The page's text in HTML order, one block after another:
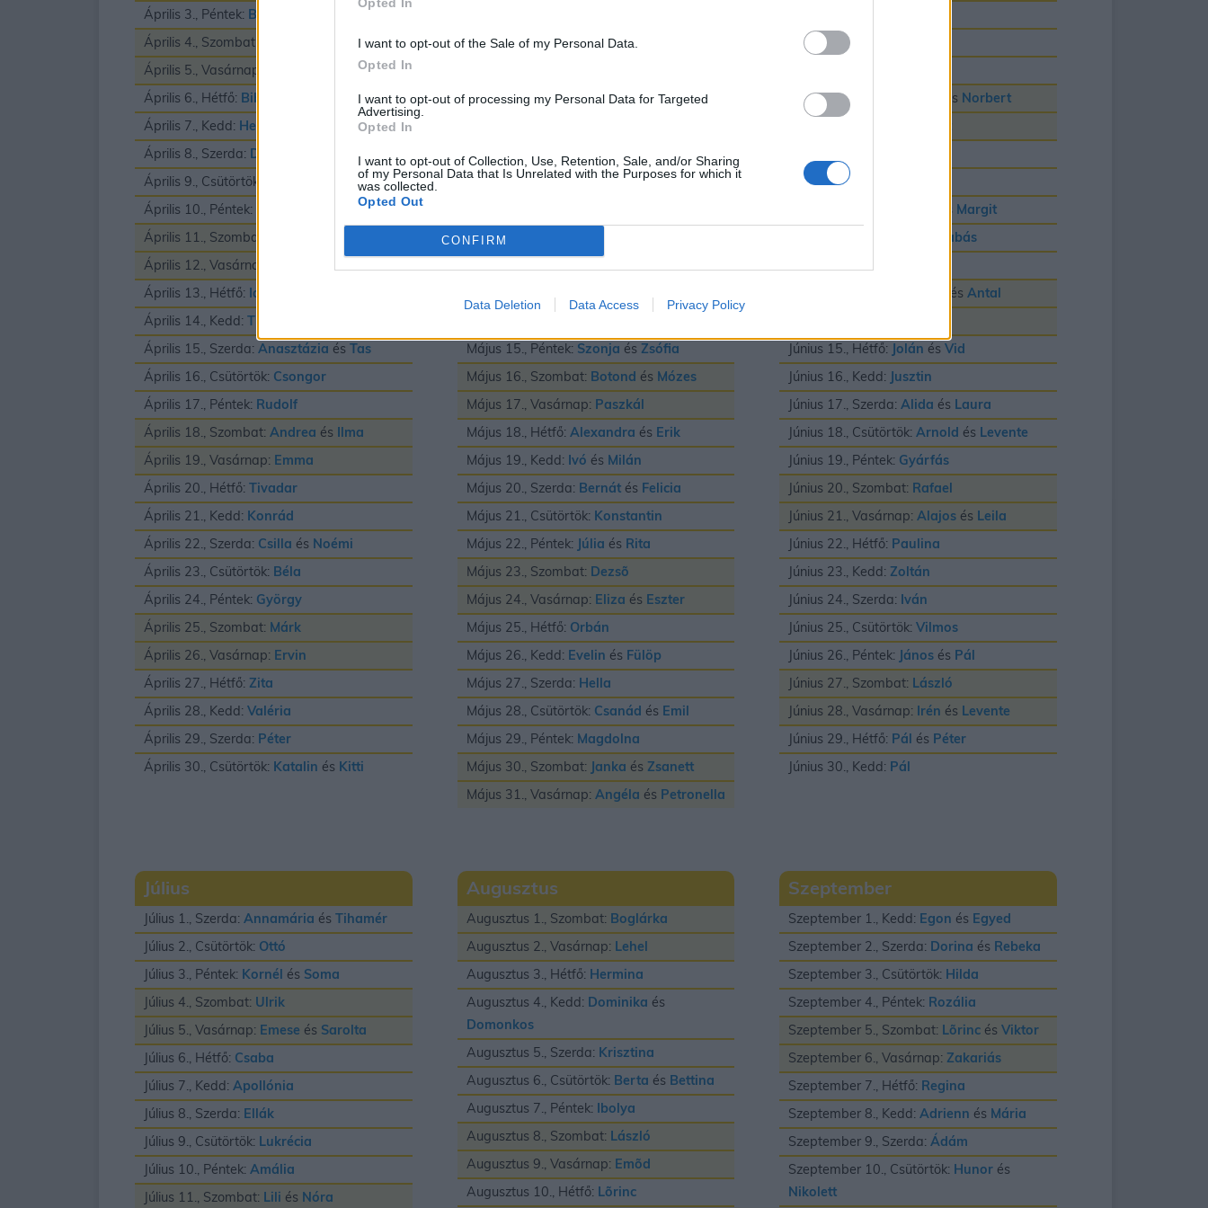
I want to opt-out of the Sale of my Personal Data.
Opted In
I want to opt-out of processing my Personal Data for Targeted
Advertising.
Opted In
I want to opt-out of Collection, Use, Retention, Sale, and/or Sharing
of my Personal Data that Is Unrelated with the Purposes for which it
was collected.
Opted Out
CONFIRM
Data Deletion Data Access Privacy Policy
Április 3., Péntek: Buda
Április 4., Szombat:
Április 5., Vasárnap:
Április 6., Hétfő: Biborka
Április 7., Kedd: Herman
Április 8., Szerda: Dénes
Április 9., Csütörtök:
Április 10., Péntek:
Április 11., Szombat:
Április 12., Vasárnap:
Április 13., Hétfő: Ida
Április 14., Kedd: Tibor
Április 15., Szerda: Anasztázia és Tas
Április 16., Csütörtök: Csongor
Április 17., Péntek: Rudolf
Április 18., Szombat: Andrea és Ilma
Április 19., Vasárnap: Emma
Április 20., Hétfő: Tivadar
Április 21., Kedd: Konrád
Április 22., Szerda: Csilla és Noémi
Április 23., Csütörtök: Béla
Április 24., Péntek: György
Április 25., Szombat: Márk
Április 26., Vasárnap: Ervin
Április 27., Hétfő: Zita
Április 28., Kedd: Valéria
Április 29., Szerda: Péter
Április 30., Csütörtök: Katalin és Kitti
Május 4., Hétfő:Flórián ésMónika
Május 6., Szerda:FridaésIvett
Május 8., Péntek:Mihály
Május 9., Szombat:Gergely
Május 11., Hétfő:
Május 15., Péntek: Szonja és Zsófia
Május 16., Szombat: Botond és Mózes
Május 17., Vasárnap: Paszkál
Május 18., Hétfő: Alexandra és Erik
Május 19., Kedd: Ivó és Milán
Május 20., Szerda: Bernátés Felicia
Május 21., Csütörtök: Konstantin
Május 22., Péntek: Júlia és Rita
Május 23., Szombat: Dezsõ
Május 24., Vasárnap: Eliza és Eszter
Május 25., Hétfő: Orbán
Május 26., Kedd: Evelin és Fülöp
Május 27., Szerda: Hella
Május 28., Csütörtök: Csanád és Emil
Május 29., Péntek: Magdolna
Május 30., Szombat: Janka és Zsanett
Május 31., Vasárnap: Angéla és Petronella
Június 4., Csütörtök:
Június 6., Szombat:
és Norbert
Június 9., Kedd:
Margit
Barnabás
ésAntal
Június 15., Hétfő: Jolán ésVid
Június 16., Kedd: Jusztin
Június 17., Szerda:Alida és Laura
Június 18., Csütörtök:Arnold és Levente
Június 19., Péntek: Gyárfás
Június 20., Szombat: Rafael
Június 21., Vasárnap:Alajos és Leila
Június 22., Hétfő: Paulina
Június 23., Kedd: Zoltán
Június 24., Szerda: Iván
Június 25., Csütörtök:Vilmos
Június 26., Péntek: János és Pál
Június 27., Szombat: László
Június 28., Vasárnap: Irén és Levente
Június 29., Hétfő: Pál és Péter
Június 30., Kedd: Pál
Július
Július 1., Szerda: Annamária és Tihamér
Július 2., Csütörtök: Ottó
Július 3., Péntek: Kornél és Soma
Július 4., Szombat: Ulrik
Július 5., Vasárnap: Emese és Sarolta
Július 6., Hétfő: Csaba
Július 7., Kedd: Apollónia
Július 8., Szerda: Ellák
Július 9., Csütörtök: Lukrécia
Július 10., Péntek: Amália
Július 11., Szombat: Lili és Nóra
Augusztus
Augusztus 1., Szombat: Boglárka
Augusztus 2., Vasárnap: Lehel
Augusztus 3., Hétfő: Hermina
Augusztus 4., Kedd: Dominika és
Domonkos
Augusztus 5., Szerda: Krisztina
Augusztus 6., Csütörtök: Berta és Bettina
Augusztus 7., Péntek: Ibolya
Augusztus 8., Szombat: László
Augusztus 9., Vasárnap: Emõd
Augusztus 10., Hétfő: Lõrinc
Szeptember
Szeptember 1., Kedd: Egon és Egyed
Szeptember 2., Szerda: Dorina és Rebeka
Szeptember 3., Csütörtök: Hilda
Szeptember 4., Péntek: Rozália
Szeptember 5., Szombat: Lõrinc ésViktor
Szeptember 6., Vasárnap: Zakariás
Szeptember 7., Hétfő: Regina
Szeptember 8., Kedd:Adrienn és Mária
Szeptember 9., Szerda:Ádám
Szeptember 10., Csütörtök: Hunor és
Nikolett